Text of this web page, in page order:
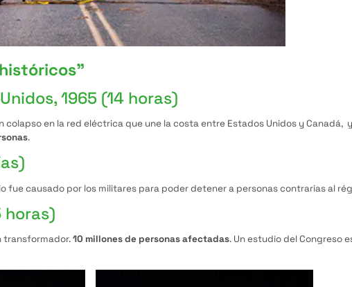
1965 (14 horas)
colapso en la red eléctrica que une la costa entre Estados Unidos y
.
fue causado por los militares para poder detener a personas contrarias al
horas)
transformador.10 millones de personas afectadas. Un estudio del Congreso